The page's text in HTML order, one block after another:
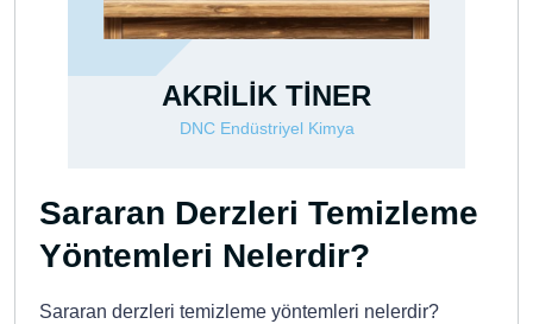
AKRİLİK TİNER
DNC Endüstriyel Kimya
Sararan Derzleri Temizleme
Yöntemleri Nelerdir?
Sararan derzleri temizleme yöntemleri nelerdir?